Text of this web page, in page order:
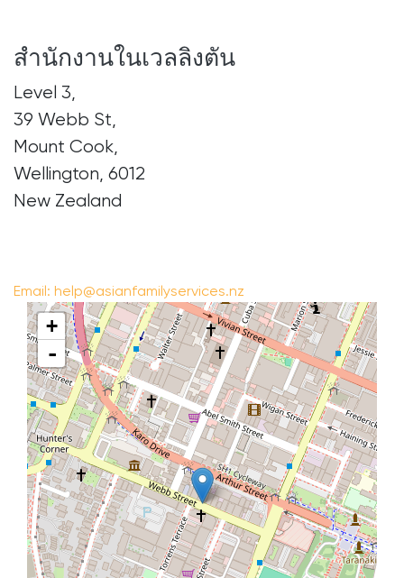
สำนักงานในเวลลิงตัน
Level 3,
39 Webb St,
Mount Cook,
Wellington, 6012
New Zealand
Email: help@asianfamilyservices.nz
+
-